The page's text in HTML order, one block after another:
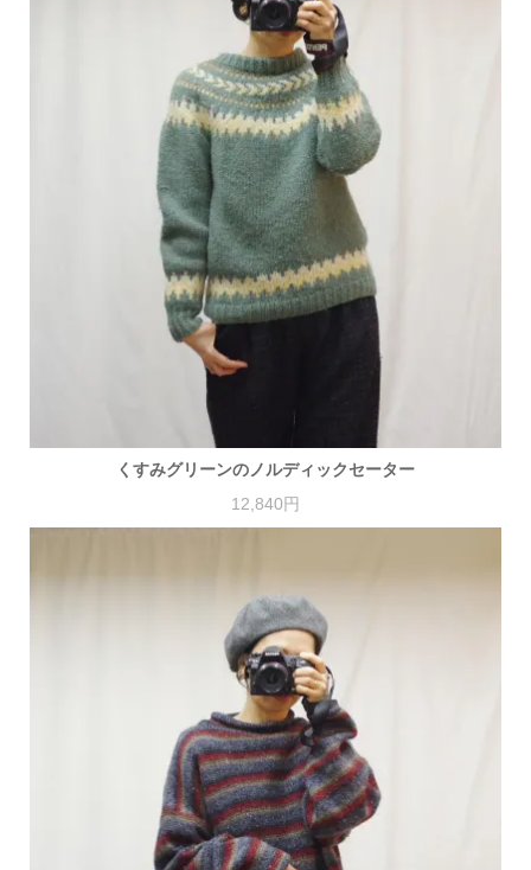
くすみグリーンのノルディックセーター
12,840円